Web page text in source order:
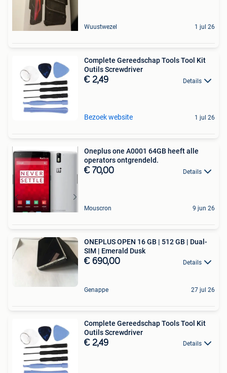
Wuustwezel 1 jul 26
Complete Gereedschap Tools Tool Kit
Outils Screwdriver
€ 2,49 Details
Bezoek website 1 jul 26
Oneplus one A0001 64GB heeft alle
operators ontgrendeld.
€ 70,00 Details
Mouscron 9 jun 26
ONEPLUS OPEN 16 GB | 512 GB | Dual-
SIM | Emerald Dusk
€ 690,00 Details
Genappe 27 jul 26
Complete Gereedschap Tools Tool Kit
Outils Screwdriver
€ 2,49 Details